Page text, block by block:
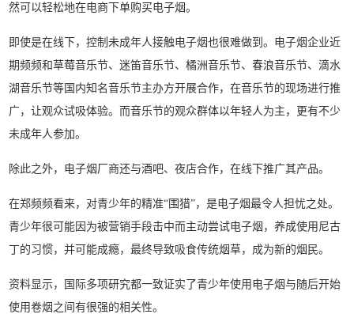
然可以轻松地在电商下单购买电子烟。
即使是在线下，控制未成年人接触电子烟也很难做到。电子烟企业近
期频频和草莓音乐节、迷笛音乐节、橘洲音乐节、春浪音乐节、滴水
湖音乐节等国内知名音乐节主办方开展合作，在音乐节的现场进行推
广，让观众试吸体验。而音乐节的观众群体以年轻人为主，更有不少
未成年人参加。
除此之外，电子烟厂商还与酒吧、夜店合作，在线下推广其产品。
在郑频频看来，对青少年的精准“围猎”，是电子烟最令人担忧之处。
青少年很可能因为被营销手段击中而主动尝试电子烟，养成使用尼古
丁的习惯，并可能成瘾，最终导致吸食传统烟草，成为新的烟民。
资料显示，国际多项研究都一致证实了青少年使用电子烟与随后开始
使用卷烟之间有很强的相关性。